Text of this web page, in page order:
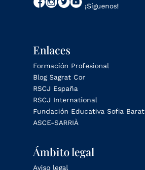
¡Síguenos!
Enlaces
Formación Profesional
Blog Sagrat Cor
RSCJ España
RSCJ International
Fundación Educativa Sofia Barat
ASCE-SARRIÀ
Ámbito legal
Aviso legal